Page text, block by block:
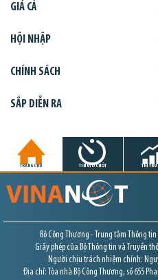
GIÁ CẢ
HỘI NHẬP
CHÍNH SÁCH
SẮP DIỄN RA
TRANG CHỦ TIN GIỜ CHÓT THỊ
Bộ Công Thương - Trung tâm Thông
Giấy phép của Bộ Thông tin và Truyền
Người chịu trách nhiệm chính:
Địa chỉ: Tòa nhà Bộ Công Thương, số 655